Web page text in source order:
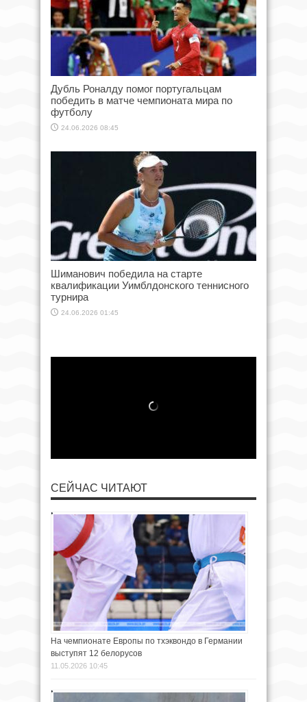
Дубль Роналду помог португальцам
победить в матче чемпионата мира по
футболу
24.06.2026 08:45
Шиманович победила на старте
квалификации Уимблдонского теннисного
турнира
24.06.2026 01:45
СЕЙЧАС ЧИТАЮТ
На чемпионате Европы по тхэквондо в Германии
выступят 12 белорусов
11.05.2026 10:45